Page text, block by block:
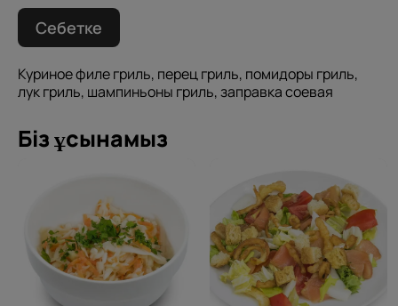
Себетке
Куриное филе гриль, перец гриль, помидоры гриль,
лук гриль, шампиньоны гриль, заправка соевая
Біз ұсынамыз